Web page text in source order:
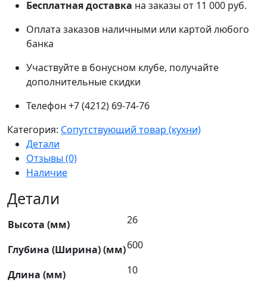
Бесплатная доставка на заказы от 11 000 руб.
Оплата заказов наличными или картой любого
банка
Участвуйте в бонусном клубе, получайте
дополнительные скидки
Телефон +7 (4212) 69-74-76
Категория: Сопутствующий товар (кухни)
Детали
Отзывы (0)
Наличие
Детали
Высота (мм) 26
Глубина (Ширина) (мм)600
Длина (мм) 10